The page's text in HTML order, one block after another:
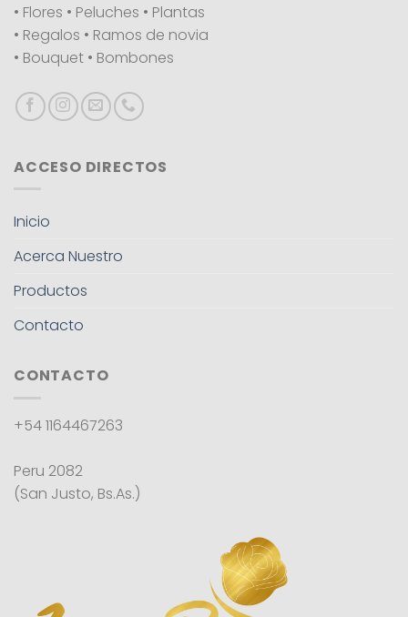
• Flores • Peluches • Plantas
• Regalos • Ramos de novia
• Bouquet • Bombones
ACCESO DIRECTOS
Inicio
Acerca Nuestro
Productos
Contacto
CONTACTO
+54 1164467263
Peru 2082
(San Justo, Bs.As.)